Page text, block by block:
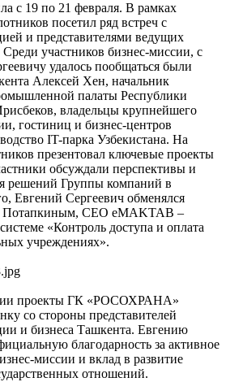
с 19 по 21 февраля. В рамках
посетил ряд встреч с
и представителями ведущих
участников бизнес-миссии, с
удалось пообщаться были
Алексей Хен, начальник
палаты Республики
владельцы крупнейшего
гостиниц и бизнес-центров
IT-парка Узбекистана. На
презентовал ключевые проекты
обсуждали перспективы и
решений Группы компаний в
Евгений Сергеевич обменялся
Потапкиным, CEO eMAKTAB –
«Контроль доступа и оплата
учреждениях».
проекты ГК «РОСОХРАНА»
со стороны представителей
и бизнеса Ташкента. Евгению
благодарность за активное
миссии и вклад в развитие
отношений.